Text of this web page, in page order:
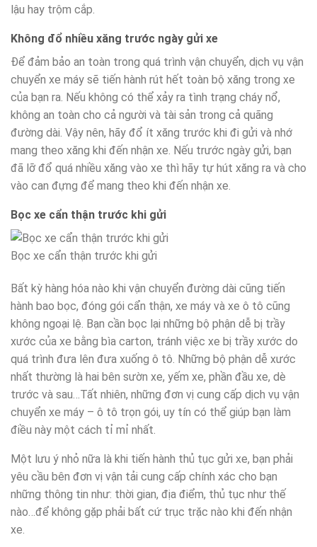
lậu hay trộm cắp.
Không đổ nhiều xăng trước ngày gửi xe
Để đảm bảo an toàn trong quá trình vận chuyển, dịch vụ vận
chuyển xe máy sẽ tiến hành rút hết toàn bộ xăng trong xe
của bạn ra. Nếu không có thể xảy ra tình trạng cháy nổ,
không an toàn cho cả người và tài sản trong cả quãng
đường dài. Vậy nên, hãy đổ ít xăng trước khi đi gửi và nhớ
mang theo xăng khi đến nhận xe. Nếu trước ngày gửi, bạn
đã lỡ đổ quá nhiều xăng vào xe thì hãy tự hút xăng ra và cho
vào can đựng để mang theo khi đến nhận xe.
Bọc xe cẩn thận trước khi gửi
Bọc xe cẩn thận trước khi gửi
Bất kỳ hàng hóa nào khi vận chuyển đường dài cũng tiến
hành bao bọc, đóng gói cẩn thận, xe máy và xe ô tô cũng
không ngoại lệ. Bạn cần bọc lại những bộ phận dễ bị trầy
xước của xe bằng bìa carton, tránh việc xe bị trầy xước do
quá trình đưa lên đưa xuống ô tô. Những bộ phận dễ xước
nhất thường là hai bên sườn xe, yếm xe, phần đầu xe, dè
trước và sau…Tất nhiên, những đơn vị cung cấp dịch vụ vận
chuyển xe máy – ô tô trọn gói, uy tín có thể giúp bạn làm
điều này một cách tỉ mỉ nhất.
Một lưu ý nhỏ nữa là khi tiến hành thủ tục gửi xe, bạn phải
yêu cầu bên đơn vị vận tải cung cấp chính xác cho bạn
những thông tin như: thời gian, địa điểm, thủ tục như thế
nào…để không gặp phải bất cứ trục trặc nào khi đến nhận
xe.